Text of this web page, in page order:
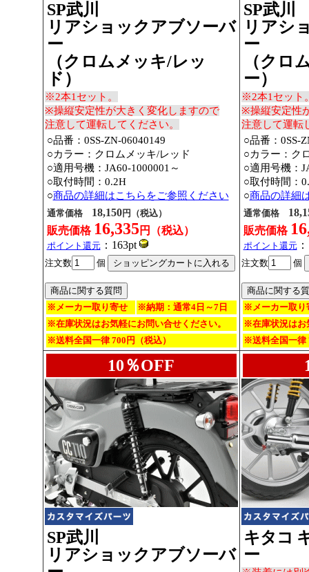
SP武川
リアショックアブソーバ
ー
（クロムメッキ/レッ
ド）
※2本1セット。
※操縦安定性が大きく変化しますので
注意して運転してください。
○品番：0SS-ZN-06040149
○カラー：クロムメッキ/レッド
○適用号機：JA60-1000001～
○取付時間：0.2H
○商品の詳細はこちらをご参照ください
通常価格 18,150円（税込）
販売価格 16,335円（税込）
ポイント還元：163pt
注文数 個
※メーカー取り寄せ
※納期：通常4日～7日
※在庫状況はお気軽にお問い合せください。
※送料全国一律 700円（税込）
SP武川
リアシ
ー
（クロ
ー）
※2本1セット
※操縦安定性
注意して運転
○品番：0SS-
○カラー：ク
○適用号機：
○取付時間：
○商品の詳細
通常価格
販売価格
ポイント還元
注文数 個
※メーカー取り
※在庫状況はお
※送料全国一律
10％OFF
SP武川
リアショックアブソーバ
キタコ
ー